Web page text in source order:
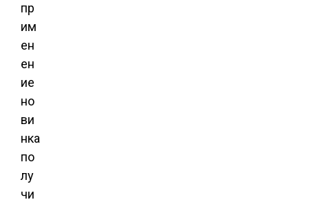
пр
им
ен
ен
ие
но
ви
нка
по
лу
чи